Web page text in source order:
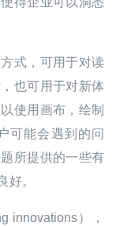
式，可用于对读
也可用于对新体
使用画布，绘制
可能会遇到的问
所提供的一些有
好。
innovations），